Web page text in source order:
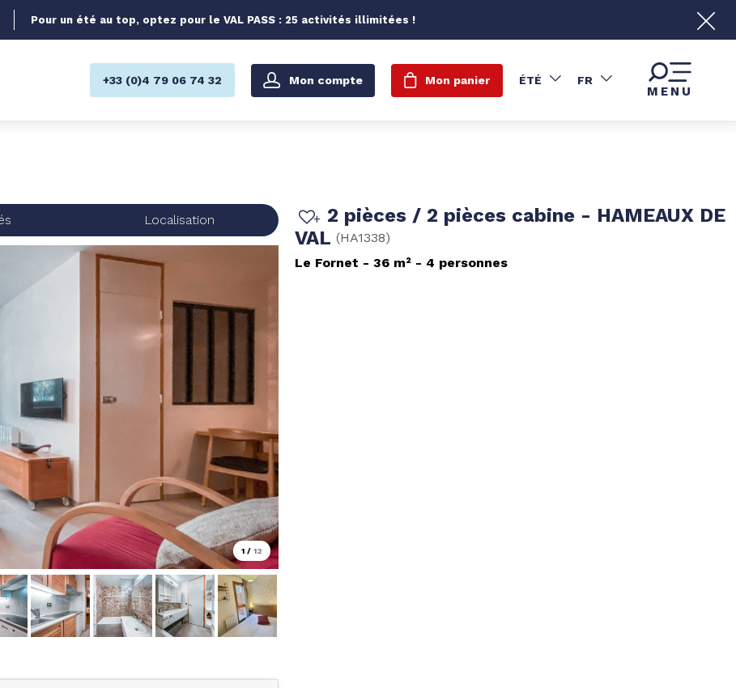
Pour un été au top, optez pour le VAL PASS : 25 activités illimitées !
+33 (0)4 79 06 74 32 Mon compte Mon panier ÉTÉ FR
MENU
Localisation
1 / 12
2 pièces / 2 pièces cabine - HAMEAUX DE
VAL (HA1338)
Le Fornet
36 m² 4 personnes